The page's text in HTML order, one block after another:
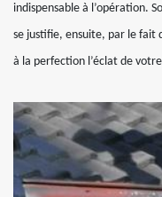
indispensable à l’opération.
se justifie, ensuite, par le
à la perfection l’éclat de